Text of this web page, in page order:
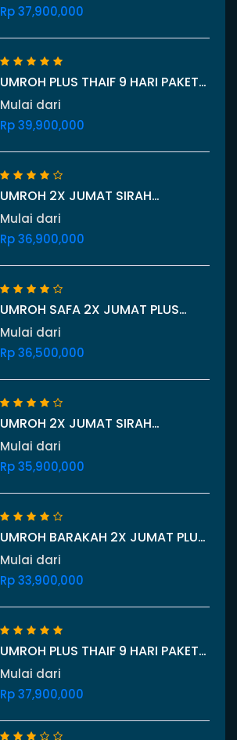
Rp 37,900,000
UMROH PLUS THAIF 9 HARI PAKET
MARWA 13 DESEMBER 2026
Mulai dari
Rp 39,900,000
UMROH 2X JUMAT SIRAH
NABAWIYAH PLUS THAIF 11 HARI 26
NOVEMBER 2026
Mulai dari
Rp 36,900,000
UMROH SAFA 2X JUMAT PLUS
THAIF PERANG BADAR 10 HARI 8
OKTOBER 2026
Mulai dari
Rp 36,500,000
UMROH 2X JUMAT SIRAH
NABAWIYAH PLUS THAIF 10 HARI 27
AGUSTUS 2026
Mulai dari
Rp 35,900,000
UMROH BARAKAH 2X JUMAT PLUS
CITY TOUR THAIF 11 HARI
STARTING BALI 29 OKTOBER 2026
Mulai dari
Rp 33,900,000
UMROH PLUS THAIF 9 HARI PAKET
Mulai dari
Rp 37,900,000